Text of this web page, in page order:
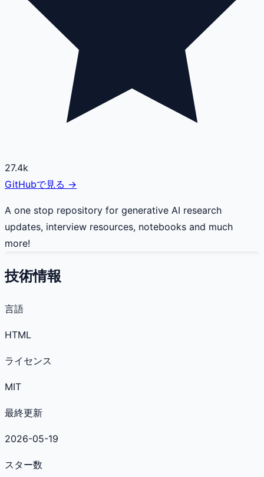
27.4k
GitHubで見る →
A one stop repository for generative AI research
updates, interview resources, notebooks and much
more!
技術情報
言語
HTML
ライセンス
MIT
最終更新
2026-05-19
スター数